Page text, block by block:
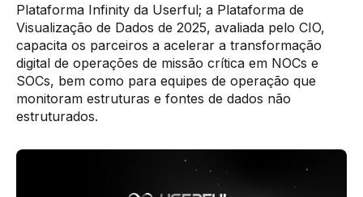
Plataforma Infinity da Userful; a Plataforma de
Visualização de Dados de 2025, avaliada pelo CIO,
capacita os parceiros a acelerar a transformação
digital de operações de missão crítica em NOCs e
SOCs, bem como para equipes de operação que
monitoram estruturas e fontes de dados não
estruturados.